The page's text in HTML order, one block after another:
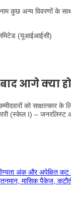
कुछ अन्य विवरणों के
(यूआईआईसी)
आगे क्या
को साक्षात्कार के
(स्केल I) –
अंक और अपेक्षित
मासिक पैकेज, कटौती